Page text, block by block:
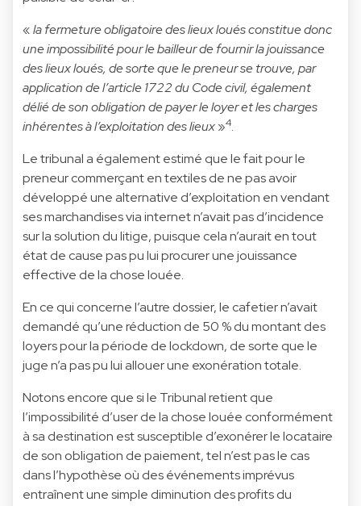
«la fermeture obligatoire des lieux loués constitue donc
une impossibilité pour le bailleur de fournir la jouissance
des lieux loués, de sorte que le preneur se trouve, par
application de l’article 1722 du Code civil, également
délié de son obligation de payer le loyer et les charges
inhérentes à l’exploitation des lieux»4.
Le tribunal a également estimé que le fait pour le
preneur commerçant en textiles de ne pas avoir
développé une alternative d’exploitation en vendant
ses marchandises via internet n’avait pas d’incidence
sur la solution du litige, puisque cela n’aurait en tout
état de cause pas pu lui procurer une jouissance
effective de la chose louée.
En ce qui concerne l’autre dossier, le cafetier n’avait
demandé qu’une réduction de 50 % du montant des
loyers pour la période de lockdown, de sorte que le
juge n’a pas pu lui allouer une exonération totale.
Notons encore que si le Tribunal retient que
l’impossibilité d’user de la chose louée conformément
à sa destination est susceptible d’exonérer le locataire
de son obligation de paiement, tel n’est pas le cas
dans l’hypothèse où des événements imprévus
entraînent une simple diminution des profits du